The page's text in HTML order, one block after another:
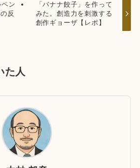
ン
反
「バナナ餃子」を作って
みた。創造力を刺激する
創作ギョーザ【レポ】
た人